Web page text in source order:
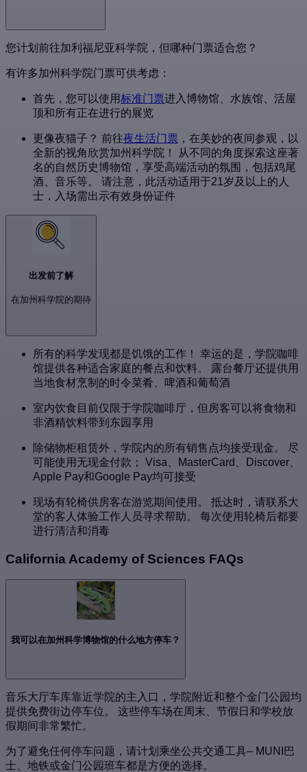
您计划前往加利福尼亚科学院，但哪种门票适合您？
有许多加州科学院门票可供考虑：
首先，您可以使用标准门票进入博物馆、水族馆、活屋
顶和所有正在进行的展览
更像夜猫子？ 前往夜生活门票 ，在美妙的夜间参观，以
全新的视角欣赏加州科学院！ 从不同的角度探索这座著
名的自然历史博物馆，享受高端活动的氛围，包括鸡尾
酒、音乐等。 请注意，此活动适用于21岁及以上的人
士，入场需出示有效身份证件
出发前了解
在加州科学院的期待
所有的科学发现都是饥饿的工作！ 幸运的是，学院咖啡
馆提供各种适合家庭的餐点和饮料。 露台餐厅还提供用
当地食材烹制的时令菜肴、啤酒和葡萄酒
室内饮食目前仅限于学院咖啡厅，但房客可以将食物和
非酒精饮料带到东园享用
除储物柜租赁外，学院内的所有销售点均接受现金。 尽
可能使用无现金付款； Visa、MasterCard、Discover、
Apple Pay和Google Pay均可接受
现场有轮椅供房客在游览期间使用。 抵达时，请联系大
堂的客人体验工作人员寻求帮助。 每次使用轮椅后都要
进行清洁和消毒
California Academy of Sciences FAQs
我可以在加州科学博物馆的什么地方停车？
音乐大厅车库靠近学院的主入口，学院附近和整个金门公园均
提供免费街边停车位。 这些停车场在周末、节假日和学校放
假期间非常繁忙。
为了避免任何停车问题，请计划乘坐公共交通工具– MUNI巴
士、地铁或金门公园班车都是方便的选择。